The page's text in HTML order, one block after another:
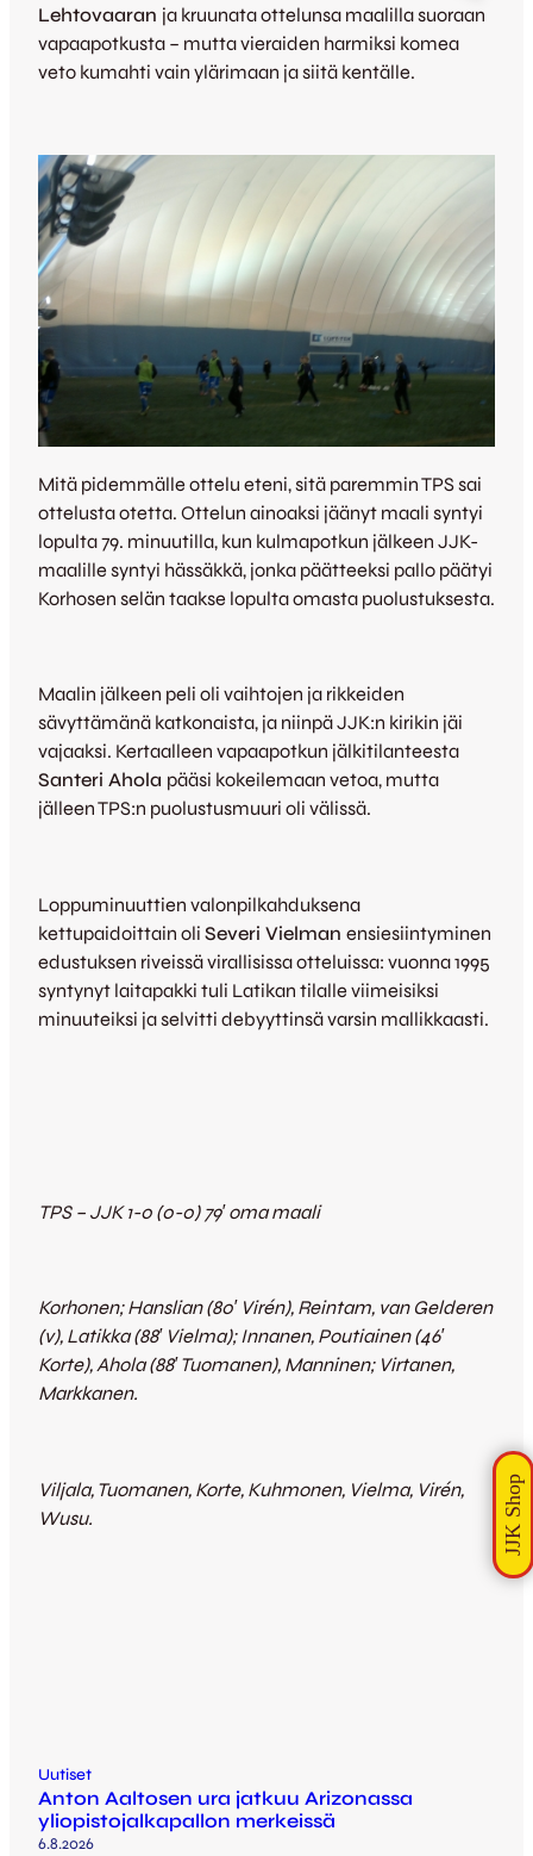
Lehtovaaran ja kruunata ottelunsa maalilla suoraan
vapaapotkusta – mutta vieraiden harmiksi komea
veto kumahti vain ylärimaan ja siitä kentälle.
Mitä pidemmälle ottelu eteni, sitä paremmin TPS sai
ottelusta otetta. Ottelun ainoaksi jäänyt maali syntyi
lopulta 79. minuutilla, kun kulmapotkun jälkeen JJK-
maalille syntyi hässäkkä, jonka päätteeksi pallo päätyi
Korhosen selän taakse lopulta omasta puolustuksesta.
Maalin jälkeen peli oli vaihtojen ja rikkeiden
sävyttämänä katkonaista, ja niinpä JJK:n kirikin jäi
vajaaksi. Kertaalleen vapaapotkun jälkitilanteesta
Santeri Ahola pääsi kokeilemaan vetoa, mutta
jälleen TPS:n puolustusmuuri oli välissä.
Loppuminuuttien valonpilkahduksena
kettupaidoittain oli Severi Vielman ensiesiintyminen
edustuksen riveissä virallisissa otteluissa: vuonna 1995
syntynyt laitapakki tuli Latikan tilalle viimeisiksi
minuuteiksi ja selvitti debyyttinsä varsin mallikkaasti.
TPS – JJK 1-0 (0-0) 79′ oma maali
Korhonen;Hanslian (80′ Virén), Reintam, van Gelderen
(v), Latikka (88′ Vielma); Innanen, Poutiainen (46′
Korte), Ahola (88′ Tuomanen), Manninen; Virtanen,
Markkanen.
Viljala, Tuomanen, Korte, Kuhmonen, Vielma, Virén,
Wusu.
Uutiset
Anton Aaltosen ura jatkuu Arizonassa
yliopistojalkapallon merkeissä
6.8.2026